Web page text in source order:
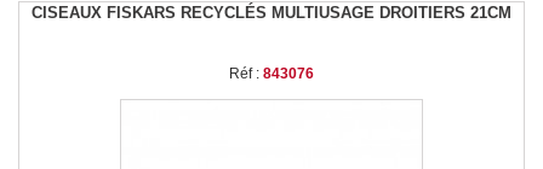
CISEAUX FISKARS RECYCLÉS MULTIUSAGE DROITIERS 21CM
Réf : 843076